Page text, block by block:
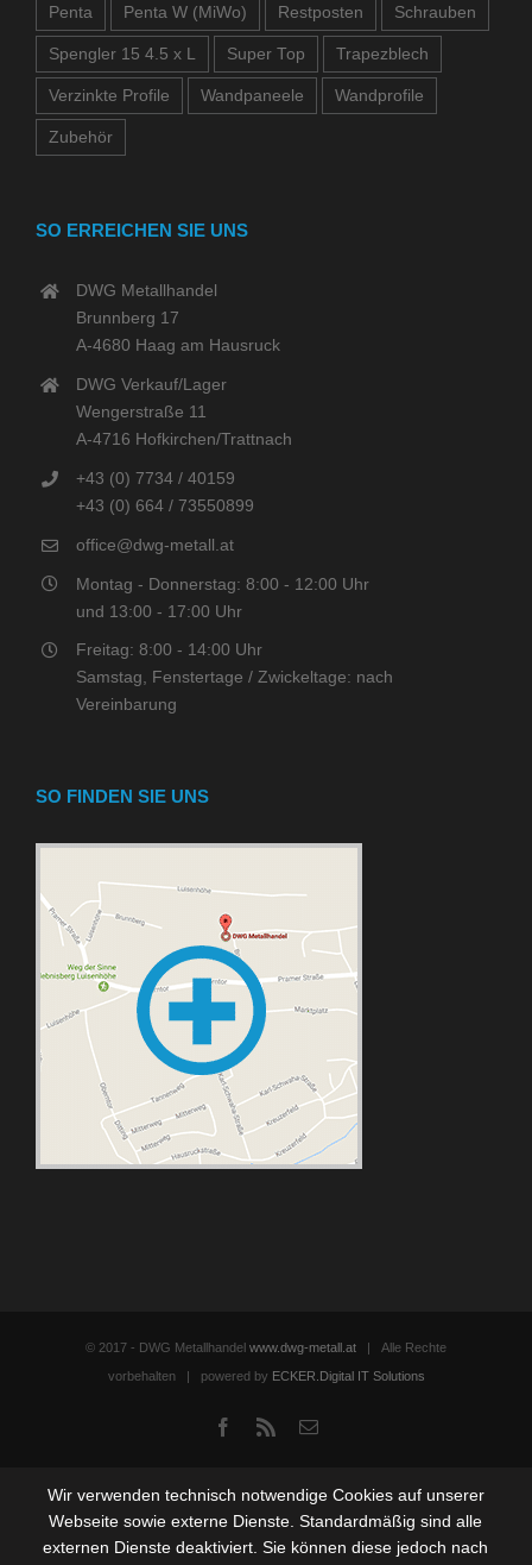
Penta Penta W (MiWo) Restposten Schrauben
Spengler 15 4.5 x L Super Top Trapezblech
Verzinkte Profile Wandpaneele Wandprofile
Zubehör
SO ERREICHEN SIE UNS
DWG Metallhandel
Brunnberg 17
A-4680 Haag am Hausruck
DWG Verkauf/Lager
Wengerstraße 11
A-4716 Hofkirchen/Trattnach
+43 (0) 7734 / 40159
+43 (0) 664 / 73550899
office@dwg-metall.at
Montag - Donnerstag: 8:00 - 12:00 Uhr
und 13:00 - 17:00 Uhr
Freitag: 8:00 - 14:00 Uhr
Samstag, Fenstertage / Zwickeltage: nach
Vereinbarung
SO FINDEN SIE UNS
© 2017 - DWG Metallhandel www.dwg-metall.at | Alle Rechte
vorbehalten | powered by ECKER.Digital IT Solutions
Facebook
Rss Email
Wir verwenden technisch notwendige Cookies auf unserer
Webseite sowie externe Dienste. Standardmäßig sind alle
externen Dienste deaktiviert. Sie können diese jedoch nach